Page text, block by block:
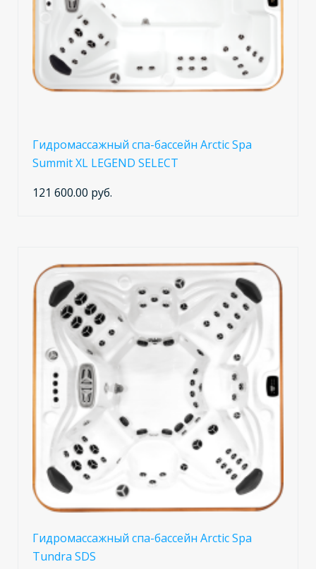
Гидромассажный спа-бассейн Arctic Spa
Summit XL LEGEND SELECT
121 600.00 руб.
Гидромассажный спа-бассейн Arctic Spa
Tundra SDS